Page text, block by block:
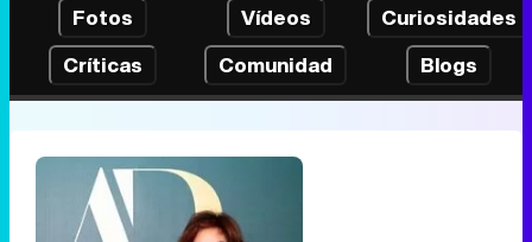
Fotos
Vídeos
Curiosidades
Críticas
Comunidad Blogs